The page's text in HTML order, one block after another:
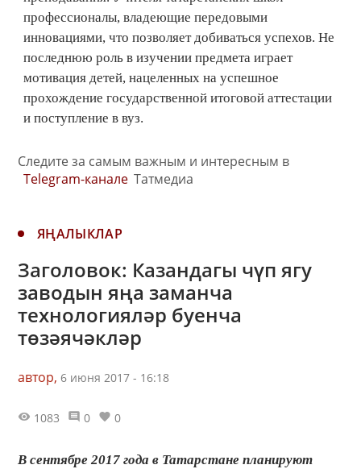
профессионалы, владеющие передовыми
инновациями, что позволяет добиваться успехов. Не
последнюю роль в изучении предмета играет
мотивация детей, нацеленных на успешное
прохождение государственной итоговой аттестации
и поступление в вуз.
Следите за самым важным и интересным в
Telegram-канале Татмедиа
ЯҢАЛЫКЛАР
Заголовок: Казандагы чүп ягу
заводын яңа заманча
технологияләр буенча
төзәячәкләр
автор, 6 июня 2017 - 16:18
1083 0 0
В сентябре 2017 года в Татарстане планируют